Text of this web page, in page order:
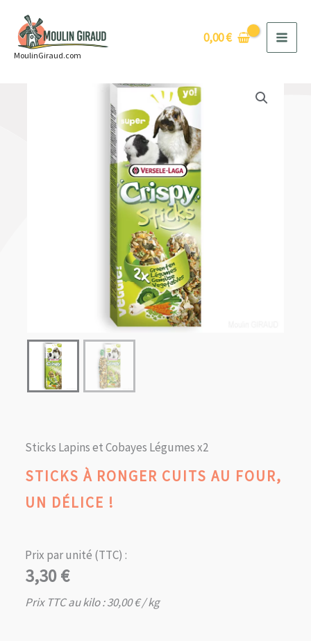
contenu
MoulinGiraud.com
0,00€
Sticks Lapins et Cobayes Légumes x2
STICKS À RONGER CUITS AU FOUR,
UN DÉLICE !
Prix par unité (TTC) :
3,30€
Prix TTC au kilo :30,00€/ kg